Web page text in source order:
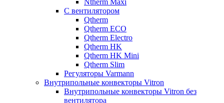
Ntherm Maxi
С вентилятором
Qtherm
Qtherm ECO
Qtherm Electro
Qtherm HK
Qtherm HK Mini
Qtherm Slim
Регуляторы Varmann
Внутрипольные конвекторы Vitron
Внутрипольные конвекторы Vitron без
вентилятора